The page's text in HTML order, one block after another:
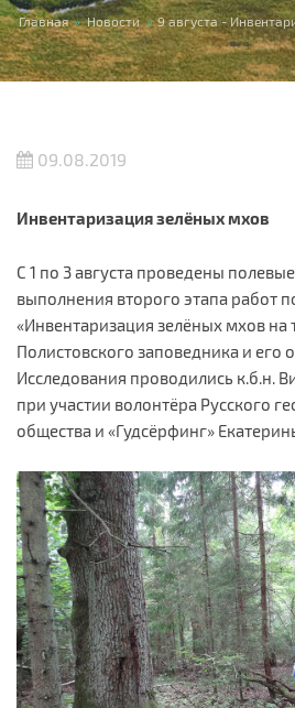
Вы здесь
Главная » Новости » 9 августа -
09.08.2019
Инвентаризация зелёных мхов
С 1 по 3 августа проведены
выполнения второго этапа работ
«Инвентаризация зелёных мхов на
Полистовского заповедника и его
Исследования проводились к.б.н.
при участии волонтёра Русского
общества и «Гудсёрфинг»